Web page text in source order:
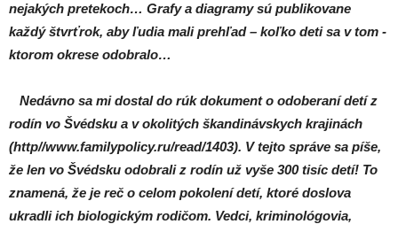
nejakých pretekoch… Grafy a diagramy sú publikovane
každý štvrťrok, aby ľudia mali prehľad – koľko deti sa v tom -
ktorom okrese odobralo…
Nedávno sa mi dostal do rúk dokument o odoberaní detí z
rodín vo Švédsku a v okolitých škandinávskych krajinách
(http//www.familypolicy.ru/read/1403). V tejto správe sa píše,
že len vo Švédsku odobrali z rodín už vyše 300 tisíc detí! To
znamená, že je reč o celom pokolení detí, ktoré doslova
ukradli ich biologickým rodičom. Vedci, kriminológovia,